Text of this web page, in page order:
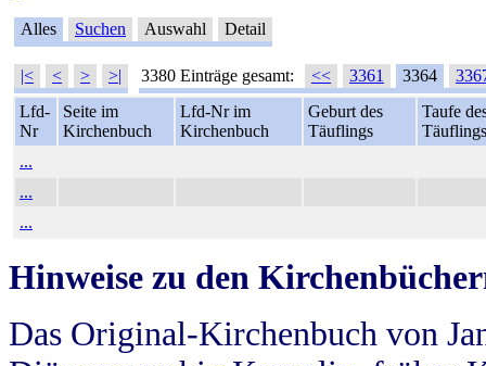
Alles Suchen Auswahl Detail
|< < > >| 3380 Einträge gesamt: << 3361 3364
Lfd-
Nr
Seite im
Kirchenbuch
Lfd-Nr im
Kirchenbuch
Geburt des
Täuflings
Taufe
Täuflings
...
...
...
Hinweise zu den
Das Original-Kirchenbuch von